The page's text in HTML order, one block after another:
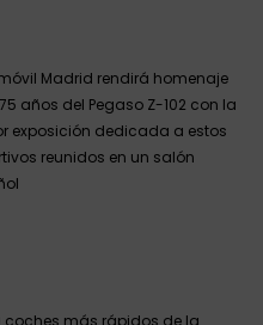
Madrid rendirá homenaje
años del Pegaso Z-102 con la
exposición dedicada a estos
reunidos en un salón
coches más rápidos de la